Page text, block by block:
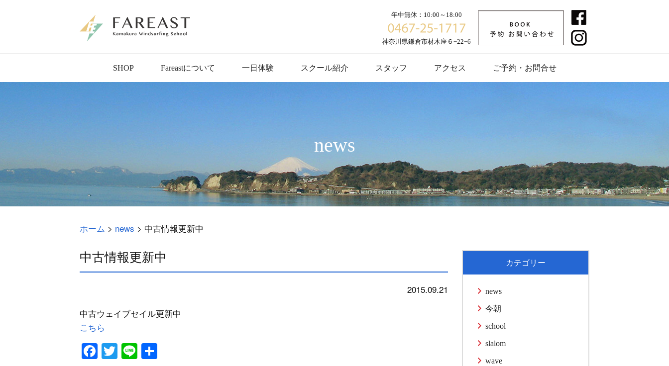
年中無休：10:00～18:00
神奈川県鎌倉市材木座６−22−6
SHOP Fareastについて 一日体験 スクール紹介 スタッフ アクセス ご予約・お問合せ
news
ホーム > news > 中古情報更新中
中古情報更新中
2015.09.21
中古ウェイブセイル更新中
こちら
Facebook
Twitter
Line
カテゴリー
news
今朝
school
slalom
wave